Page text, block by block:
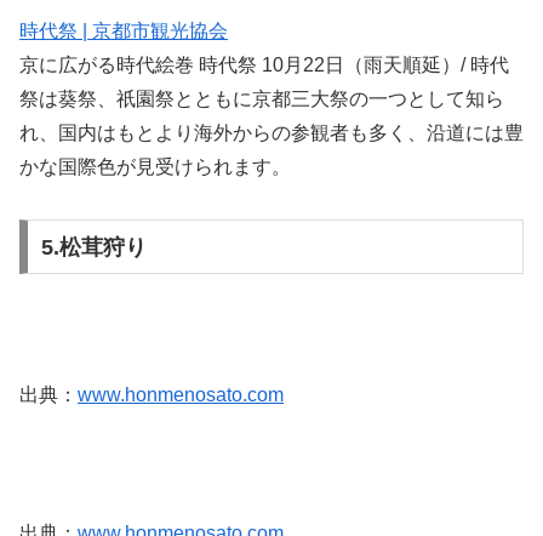
時代祭 | 京都市観光協会
京に広がる時代絵巻 時代祭 10月22日（雨天順延）/ 時代
祭は葵祭、祇園祭とともに京都三大祭の一つとして知ら
れ、国内はもとより海外からの参観者も多く、沿道には豊
かな国際色が見受けられます。
5.松茸狩り
出典： www.honmenosato.com